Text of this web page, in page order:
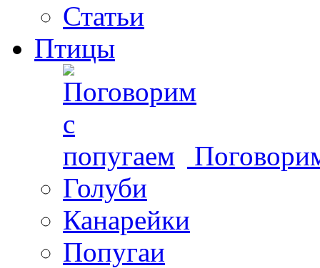
Статьи
Птицы
Голуби
Канарейки
Попугаи